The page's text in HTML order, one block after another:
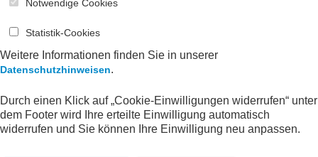
SERVICE DIREKT ZU
Notwendige Cookies
Statistik-Cookies
Weitere Informationen finden Sie in unserer
Datenschutzhinweisen.
Durch einen Klick auf „Cookie-Einwilligungen widerrufen“ unter
dem Footer wird Ihre erteilte Einwilligung automatisch
widerrufen und Sie können Ihre Einwilligung neu anpassen.